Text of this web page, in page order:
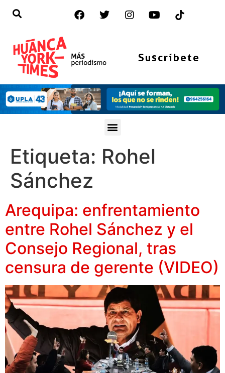
Suscríbete
Etiqueta: Rohel
Sánchez
Arequipa: enfrentamiento
entre Rohel Sánchez y el
Consejo Regional, tras
censura de gerente (VIDEO)